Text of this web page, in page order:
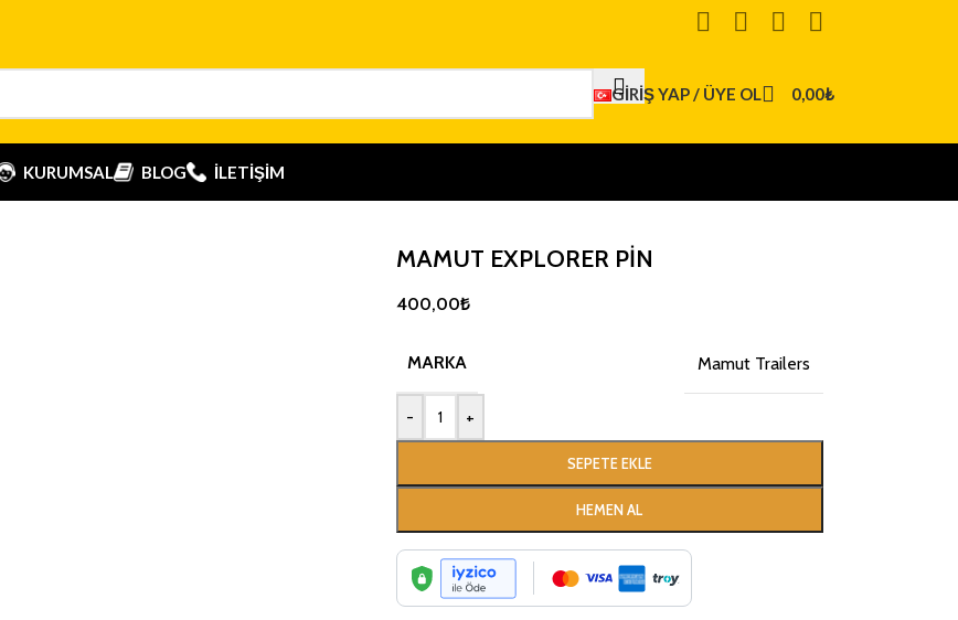
GIRIŞ YAP / ÜYE OL 0,00₺
KURUMSAL BLOG İLETIŞIM
MAMUT EXPLORER PIN
400,00₺
MARKA Mamut Trailers
- +
SEPETE EKLE
HEMEN AL